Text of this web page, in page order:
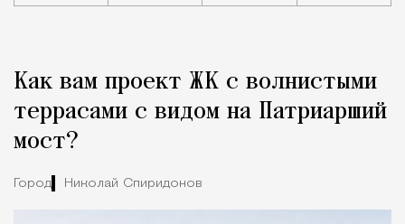
Город
Как вам проект ЖК с волнистыми
террасами с видом на Патриарший
мост?
Город Николай Спиридонов